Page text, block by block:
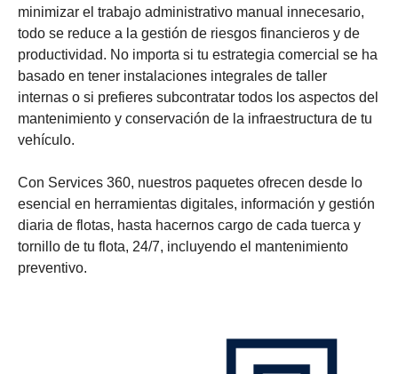
minimizar el trabajo administrativo manual innecesario,
todo se reduce a la gestión de riesgos financieros y de
productividad. No importa si tu estrategia comercial se ha
basado en tener instalaciones integrales de taller
internas o si prefieres subcontratar todos los aspectos del
mantenimiento y conservación de la infraestructura de tu
vehículo.
Con Services 360, nuestros paquetes ofrecen desde lo
esencial en herramientas digitales, información y gestión
diaria de flotas, hasta hacernos cargo de cada tuerca y
tornillo de tu flota, 24/7, incluyendo el mantenimiento
preventivo.